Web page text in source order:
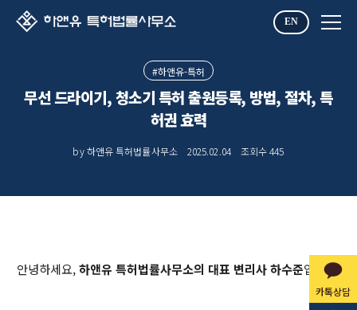
EN
카톡상담
#하앤유-특허
무선 드라이기, 청소기 특허 출원등록, 방법, 절차, 특
허권 효력
by 하앤유 특허법률사무소 2025.02.04 조회수445
안녕하세요,하앤유 특허법률사무소의 대표 변리사 하수준입니다.